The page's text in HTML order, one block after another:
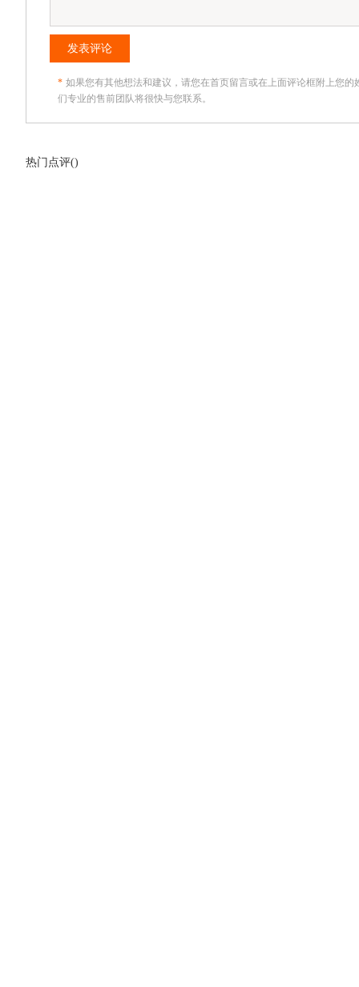
发表评论
* 如果您有其他想法和建议，请您在首页留言或在上面评论框附上您的
们专业的售前团队将很快与您联系。
热门点评()